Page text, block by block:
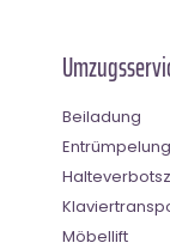
Beiladung
Entrümpelung
Möbellift